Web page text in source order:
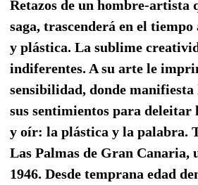
Retazos de un hombre-artista
saga, trascenderá en el
y plástica. La sublime
indiferentes. A su arte le
sensibilidad, donde manifiesta
sus sentimientos para deleitar
y oír: la plástica y la palabra.
Las Palmas de Gran Canaria,
1946. Desde temprana edad